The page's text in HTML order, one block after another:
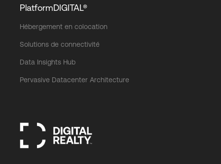
Connexion
PlatformDIGITAL®
Hébergement en colocation
Solutions de connectivité
Data Insights Hub
Pervasive Datacenter Architecture